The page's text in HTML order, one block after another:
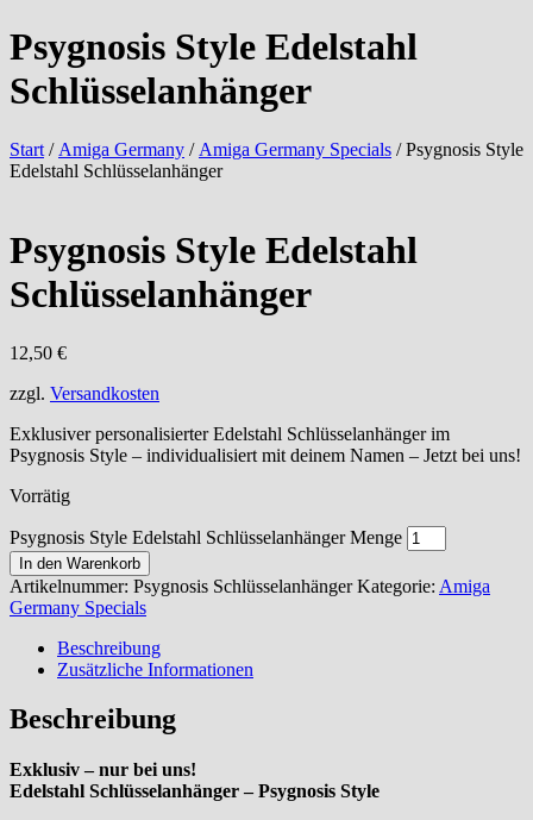
Psygnosis Style Edelstahl
Schlüsselanhänger
Start / Amiga Germany / Amiga Germany Specials / Psygnosis Style
Edelstahl Schlüsselanhänger
Psygnosis Style Edelstahl
Schlüsselanhänger
12,50 €
zzgl. Versandkosten
Exklusiver personalisierter Edelstahl Schlüsselanhänger im
Psygnosis Style – individualisiert mit deinem Namen – Jetzt bei uns!
Vorrätig
Psygnosis Style Edelstahl Schlüsselanhänger Menge
In den Warenkorb
Artikelnummer: Psygnosis Schlüsselanhänger Kategorie: Amiga
Germany Specials
Beschreibung
Zusätzliche Informationen
Beschreibung
Exklusiv – nur bei uns!
Edelstahl Schlüsselanhänger – Psygnosis Style